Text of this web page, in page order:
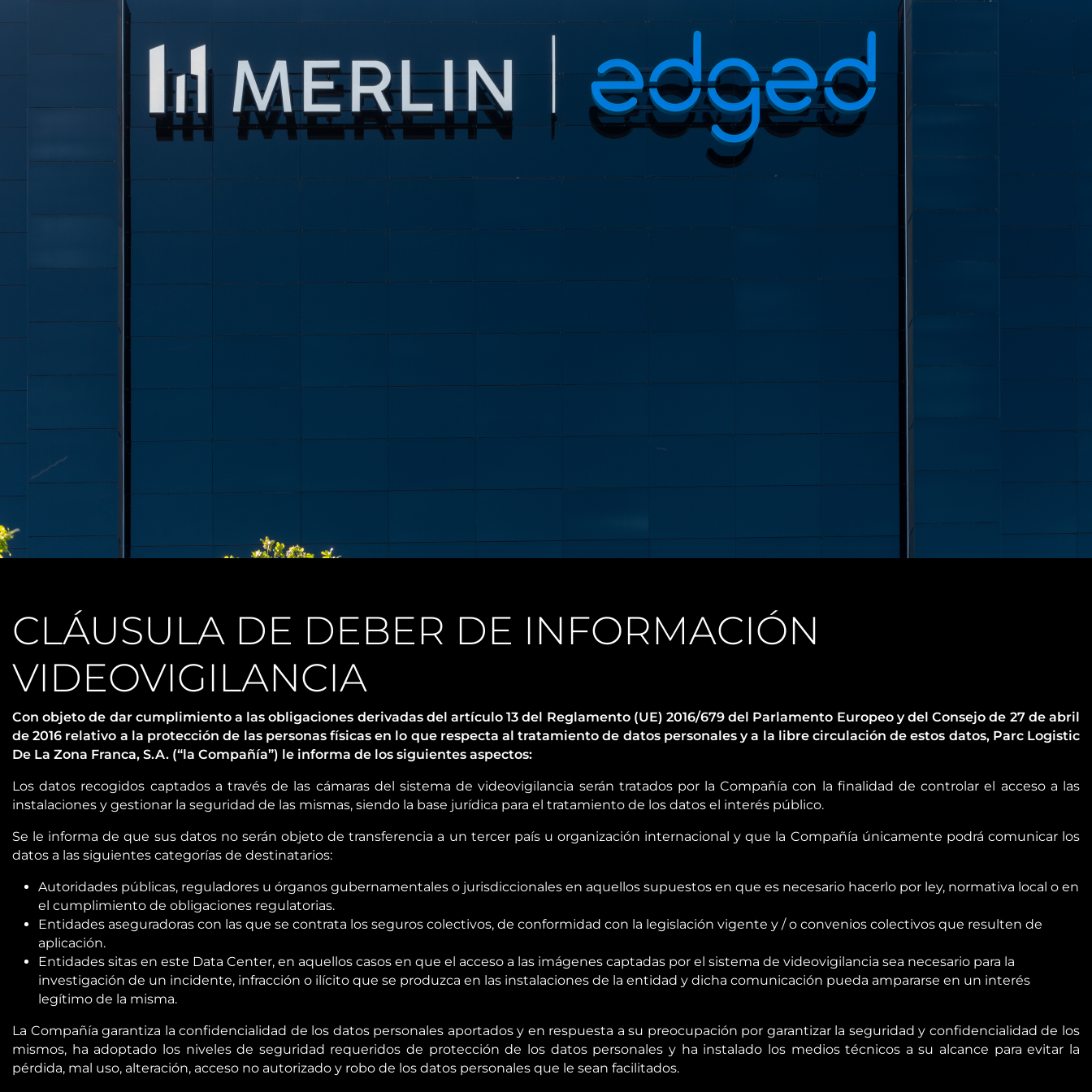
CLÁUSULA DE DEBER DE INFORMACIÓN
VIDEOVIGILANCIA
Con objeto de dar cumplimiento a las obligaciones derivadas del artículo 13 del Reglamento (UE) 2016/679 del Parlamento Europeo y del Consejo de 27 de abril
de 2016 relativo a la protección de las personas físicas en lo que respecta al tratamiento de datos personales y a la libre circulación de estos datos, Parc Logistic
De La Zona Franca, S.A. (“la Compañía”) le informa de los siguientes aspectos:
Los datos recogidos captados a través de las cámaras del sistema de videovigilancia serán tratados por la Compañía con la finalidad de controlar el acceso a las
instalaciones y gestionar la seguridad de las mismas, siendo la base jurídica para el tratamiento de los datos el interés público.
Se le informa de que sus datos no serán objeto de transferencia a un tercer país u organización internacional y que la Compañía únicamente podrá comunicar los
datos a las siguientes categorías de destinatarios:
Autoridades públicas, reguladores u órganos gubernamentales o jurisdiccionales en aquellos supuestos en que es necesario hacerlo por ley, normativa local o en
el cumplimiento de obligaciones regulatorias.
Entidades aseguradoras con las que se contrata los seguros colectivos, de conformidad con la legislación vigente y / o convenios colectivos que resulten de
aplicación.
Entidades sitas en este Data Center, en aquellos casos en que el acceso a las imágenes captadas por el sistema de videovigilancia sea necesario para la
investigación de un incidente, infracción o ilícito que se produzca en las instalaciones de la entidad y dicha comunicación pueda ampararse en un interés
legítimo de la misma.
La Compañía garantiza la confidencialidad de los datos personales aportados y en respuesta a su preocupación por garantizar la seguridad y confidencialidad de los
mismos, ha adoptado los niveles de seguridad requeridos de protección de los datos personales y ha instalado los medios técnicos a su alcance para evitar la
pérdida, mal uso, alteración, acceso no autorizado y robo de los datos personales que le sean facilitados.